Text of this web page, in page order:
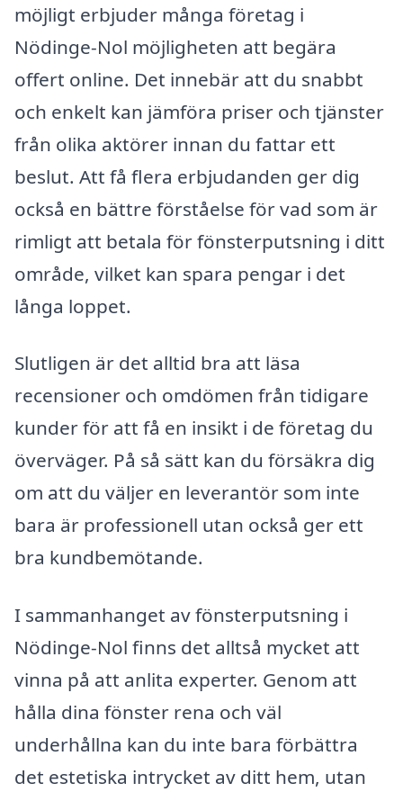
möjligt erbjuder många företag i
Nödinge-Nol möjligheten att begära
offert online. Det innebär att du snabbt
och enkelt kan jämföra priser och tjänster
från olika aktörer innan du fattar ett
beslut. Att få flera erbjudanden ger dig
också en bättre förståelse för vad som är
rimligt att betala för fönsterputsning i ditt
område, vilket kan spara pengar i det
långa loppet.
Slutligen är det alltid bra att läsa
recensioner och omdömen från tidigare
kunder för att få en insikt i de företag du
överväger. På så sätt kan du försäkra dig
om att du väljer en leverantör som inte
bara är professionell utan också ger ett
bra kundbemötande.
I sammanhanget av fönsterputsning i
Nödinge-Nol finns det alltså mycket att
vinna på att anlita experter. Genom att
hålla dina fönster rena och väl
underhållna kan du inte bara förbättra
det estetiska intrycket av ditt hem, utan